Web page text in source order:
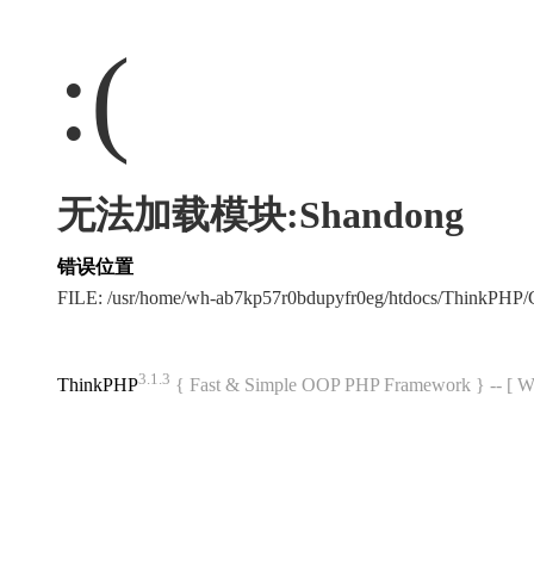
:(
无法加载模块:Shandong
错误位置
FILE: /usr/home/wh-ab7kp57r0bdupyfr0eg/htdocs/
ThinkPHP3.1.3 { Fast & Simple OOP PHP Framework } -- [